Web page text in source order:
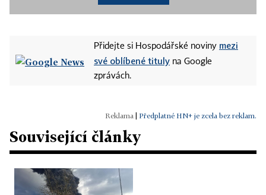
Přidejte si Hospodářské noviny mezi
své oblíbené tituly na Google
zprávách.
Předplatné HN+ je zcela bez reklam.
Související články